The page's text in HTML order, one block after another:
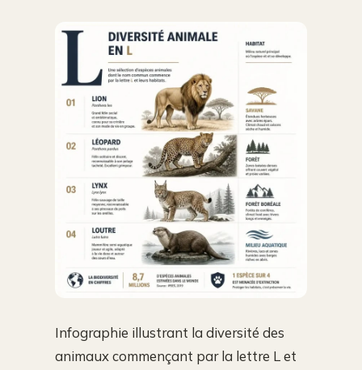
Infographie illustrant la diversité des
animaux commençant par la lettre L et